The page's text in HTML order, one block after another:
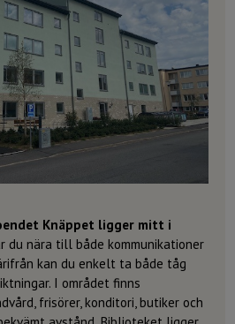
Knäppet ligger mitt i
du nära till både kommunikationer
kan du enkelt ta både tåg
I området finns
frisörer, konditori, butiker och